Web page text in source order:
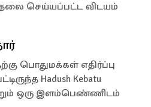
செய்யப்பட்ட விடயம்
பொதுமக்கள் எதிர்ப்பு
Hadush Kebatu
ஒரு இளம்பெண்ணிடம்